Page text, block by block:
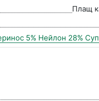
Плащ
5% Нейлон 28%